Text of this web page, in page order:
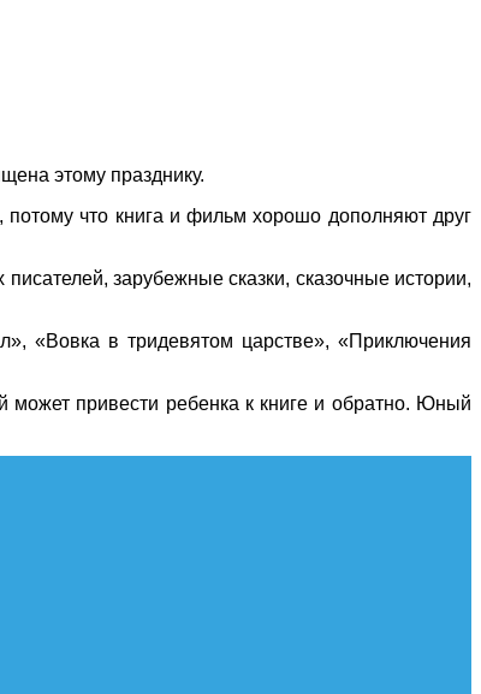
этому празднику.
что книга и фильм хорошо дополняют друг
зарубежные сказки, сказочные истории,
«Вовка в тридевятом царстве», «Приключения
может привести ребенка к книге и обратно. Юный